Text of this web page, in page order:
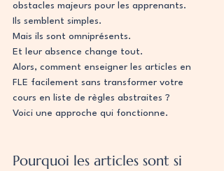
obstacles majeurs pour les apprenants.
Ils semblent simples.
Mais ils sont omniprésents.
Et leur absence change tout.
Alors, comment enseigner les articles en
FLE facilement sans transformer votre
cours en liste de règles abstraites ?
Voici une approche qui fonctionne.
Pourquoi les articles sont si